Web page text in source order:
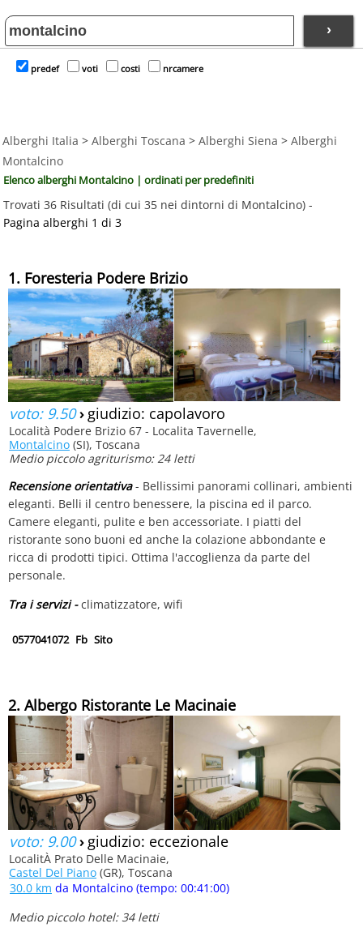
›
predef voti costi nrcamere
Alberghi Italia > Alberghi Toscana > Alberghi Siena > Alberghi
Montalcino
Elenco alberghi Montalcino | ordinati per predefiniti
Trovati 36 Risultati (di cui 35 nei dintorni di Montalcino) -
Pagina alberghi 1 di 3
1. Foresteria Podere Brizio
voto: 9.50› giudizio: capolavoro
Località Podere Brizio 67 - Localita Tavernelle,
Montalcino (SI), Toscana
Medio piccolo agriturismo: 24 letti
Recensione orientativa- Bellissimi panorami collinari, ambienti
eleganti. Belli il centro benessere, la piscina ed il parco.
Camere eleganti, pulite e ben accessoriate. I piatti del
ristorante sono buoni ed anche la colazione abbondante e
ricca di prodotti tipici. Ottima l'accoglienza da parte del
personale.
Tra i servizi -climatizzatore, wifi
0577041072 Fb Sito
2. Albergo Ristorante Le Macinaie
voto: 9.00› giudizio: eccezionale
LocalitÀ Prato Delle Macinaie,
Castel Del Piano (GR), Toscana
30.0 km da Montalcino (tempo: 00:41:00)
Medio piccolo hotel: 34 letti